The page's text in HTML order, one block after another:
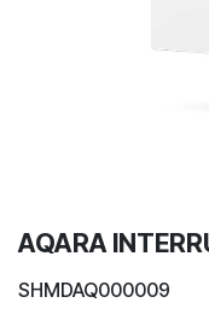
AQARA
SHMDAQ000009